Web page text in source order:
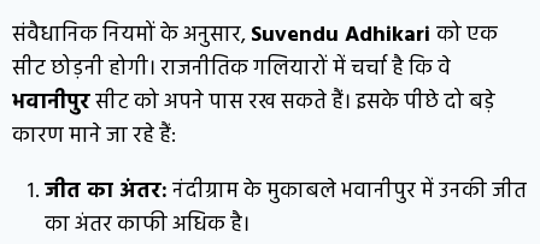
संवैधानिक नियमों के अनुसार,Suvendu Adhikari को एक
सीट छोड़नी होगी। राजनीतिक गलियारों में चर्चा है कि वे
भवानीपुरसीट को अपने पास रख सकते हैं। इसके पीछे दो बड़े
कारण माने जा रहे हैं:
जीत का अंतर:नंदीग्राम के मुकाबले भवानीपुर में उनकी जीत
का अंतर काफी अधिक है।